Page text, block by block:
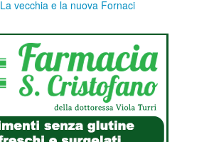
La vecchia e la nuova Fornaci